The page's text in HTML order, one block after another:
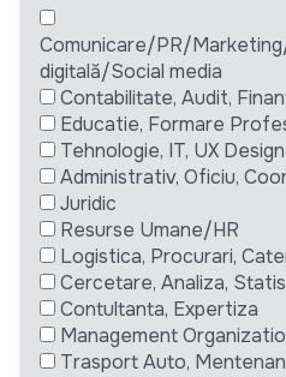
Comunicare/PR/
digitală/Social media
Contabilitate, Audit,
Educatie, Formare
Tehnologie, IT, UX Design
Administrativ, Oficiu,
Juridic
Resurse Umane/HR
Logistica, Procurari,
Cercetare, Analiza,
Contultanta, Expertiza
Management
Trasport Auto,